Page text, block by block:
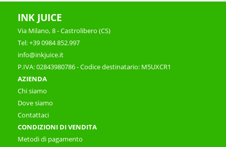
INK JUICE
Via Milano, 8 - Castrolibero (CS)
Tel: +39 0984 852.997
info@inkjuice.it
P.IVA: 02843980786 - Codice destinatario: M5UXCR1
AZIENDA
Chi siamo
Dove siamo
Contattaci
CONDIZIONI DI VENDITA
Metodi di pagamento